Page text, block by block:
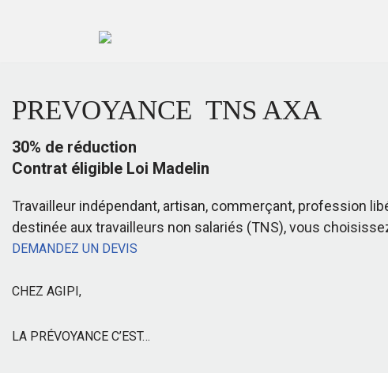
PREVOYANCE TNS AXA
30% de réduction
Contrat éligible Loi Madelin
Travailleur indépendant, artisan, commerçant, profession
destinée aux travailleurs non salariés (TNS), vous
DEMANDEZ UN DEVIS
CHEZ AGIPI,
LA PRÉVOYANCE C’EST…